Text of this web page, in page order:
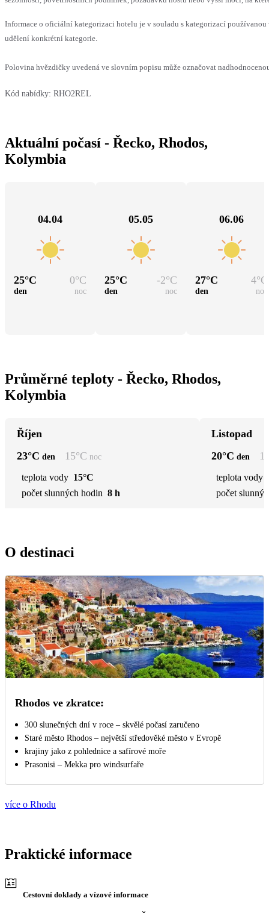
Informace o oficiální kategorizaci hotelu je v souladu s kategorizací
udělení konkrétní kategorie.
Polovina hvězdičky uvedená ve slovním popisu může označovat
Kód nabídky: RHO2REL
Aktuální počasí - Řecko, Rhodos,
Kolymbia
04.04
25°C 0°C
den noc
05.05
25°C -2°C
den noc
06.06
27°C 4°C
den noc
Průměrné teploty - Řecko, Rhodos,
Kolymbia
Říjen
23°C den 15°C noc
teplota vody 15°C
počet slunných hodin 8 h
Listopad
20°C den
teplota vody
počet
O destinaci
Rhodos ve zkratce:
300 slunečných dní v roce – skvělé počasí zaručeno
Staré město Rhodos – největší středověké město v Evropě
krajiny jako z pohlednice a safírové moře
Prasonisi – Mekka pro windsurfaře
více o Rhodu
Praktické informace
Cestovní doklady a vízové informace